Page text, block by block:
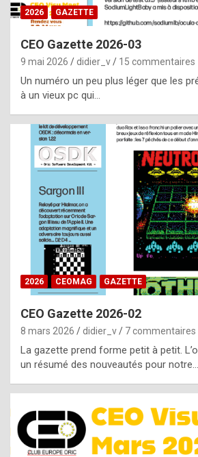
s
i
e
f
o
m
m
a
y
b
e
b
y
g
e
n
u
i
n
e
2026 GAZETTE
CEO Gazette 2026-03
9 mai 2026 didier_v 15 commentaires
Un numéro un peu plus léger que les
à un vieux pc qui…
2026 CEOMAG GAZETTE
CEO Gazette 2026-02
8 mars 2026 didier_v 7 commentaires
La gazette prend forme petit à petit.
un résumé des nouveautés pour notre…